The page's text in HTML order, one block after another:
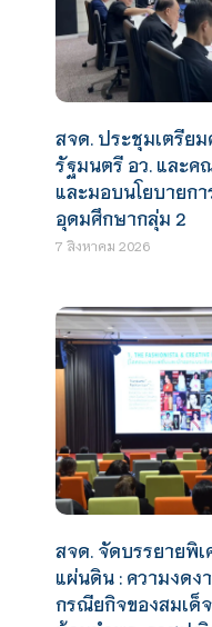
สจด. ประชุมเตรีย
รัฐมนตรี อว. และค
และมอบนโยบายก
อุดมศึกษากลุ่ม 2
7 สิงหาคม 2026
สจด. จัดบรรยายพิ
แผ่นดิน : ความงดง
กรณียกิจของสมเด็